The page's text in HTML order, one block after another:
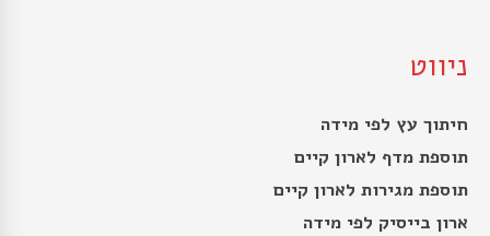
ניווט
חיתוך עץ לפי מידה
תוספת מדף לארון קיים
תוספת מגירות לארון קיים
ארון בייסיק לפי מידה